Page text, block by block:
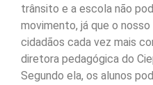
trânsito e a escola não
movimento, já que o
cidadãos cada vez mais
diretora pedagógica do
Segundo ela, os alunos